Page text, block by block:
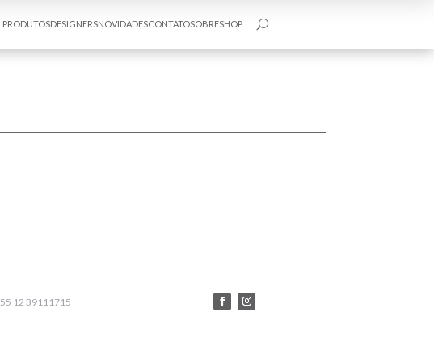
PRODUTOSDESIGNERSNOVIDADESCONTATOSOBRESHOP U
55 12 39111715